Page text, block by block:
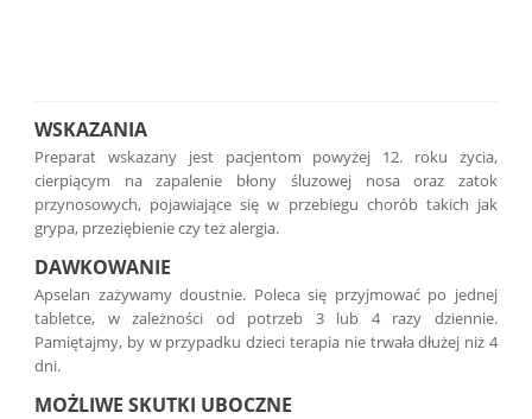
WSKAZANIA
Preparat wskazany jest pacjentom powyżej 12. roku życia,
cierpiącym na zapalenie błony śluzowej nosa oraz zatok
przynosowych, pojawiające się w przebiegu chorób takich jak
grypa, przeziębienie czy też alergia.
DAWKOWANIE
Apselan zażywamy doustnie. Poleca się przyjmować po jednej
tabletce, w zależności od potrzeb 3 lub 4 razy dziennie.
Pamiętajmy, by w przypadku dzieci terapia nie trwała dłużej niż 4
dni.
MOŻLIWE SKUTKI UBOCZNE